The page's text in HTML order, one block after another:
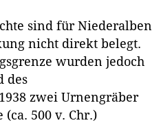
sind für Niederalben
nicht direkt belegt.
wurden jedoch
des
zwei Urnengräber
(ca. 500 v. Chr.)